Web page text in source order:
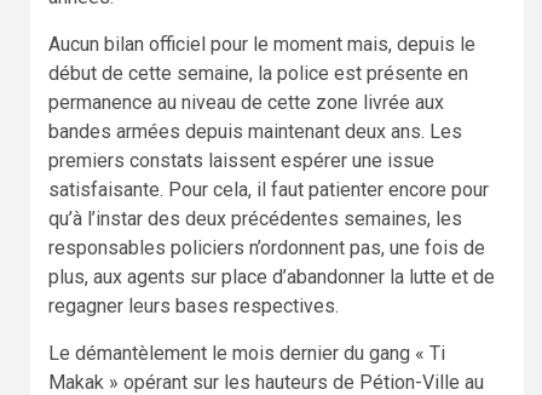
Aucun bilan officiel pour le moment mais, depuis le
début de cette semaine, la police est présente en
permanence au niveau de cette zone livrée aux
bandes armées depuis maintenant deux ans. Les
premiers constats laissent espérer une issue
satisfaisante. Pour cela, il faut patienter encore pour
qu’à l’instar des deux précédentes semaines, les
responsables policiers n’ordonnent pas, une fois de
plus, aux agents sur place d’abandonner la lutte et de
regagner leurs bases respectives.
Le démantèlement le mois dernier du gang « Ti
Makak » opérant sur les hauteurs de Pétion-Ville au